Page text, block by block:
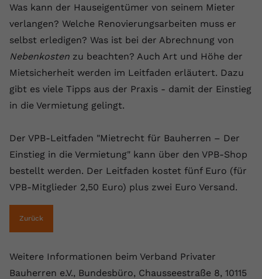
Was kann der Hauseigentümer von seinem Mieter
verlangen? Welche Renovierungsarbeiten muss er
selbst erledigen? Was ist bei der Abrechnung von
Nebenkosten zu beachten? Auch Art und Höhe der
Mietsicherheit werden im Leitfaden erläutert. Dazu
gibt es viele Tipps aus der Praxis - damit der Einstieg
in die Vermietung gelingt.
Der VPB-Leitfaden "Mietrecht für Bauherren – Der
Einstieg in die Vermietung" kann über den VPB-Shop
bestellt werden. Der Leitfaden kostet fünf Euro (für
VPB-Mitglieder 2,50 Euro) plus zwei Euro Versand.
Zurück
Weitere Informationen beim Verband Privater
Bauherren e.V., Bundesbüro, Chausseestraße 8, 10115
Zweck
Daten darüber zu speichern, welche
Videos von YouTube der Nutzer
Name yt.innertube::nextId
Youtube.com
Zweck
registriert eine eindeutige ID, um
Daten darüber zu speichern, welche
Videos von YouTube der Nutzer
Name
Anbieter Youtube.com